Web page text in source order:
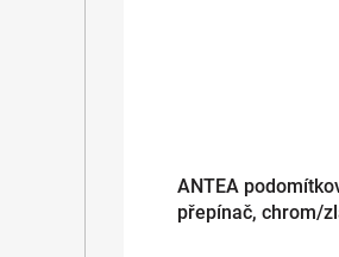
ANTEA
přepínač, chrom/